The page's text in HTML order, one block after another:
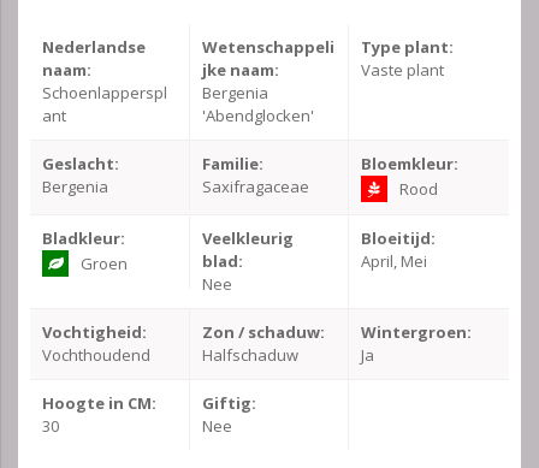
Nederlandse
naam:
Schoenlapperspl
ant
Wetenschappeli
jke naam:
Bergenia
'Abendglocken'
Type plant:
Vaste plant
Geslacht:
Bergenia
Familie:
Saxifragaceae
Bloemkleur:
Rood
Bladkleur:
Groen
Veelkleurig
blad:
Nee
Bloeitijd:
April, Mei
Vochtigheid:
Vochthoudend
Zon / schaduw:
Halfschaduw
Wintergroen:
Ja
Hoogte in CM:
30
Giftig:
Nee